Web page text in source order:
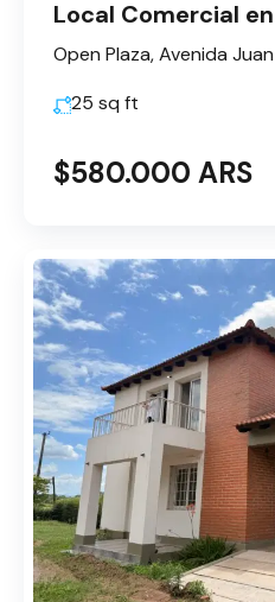
25 sq ft
$580.000 ARS